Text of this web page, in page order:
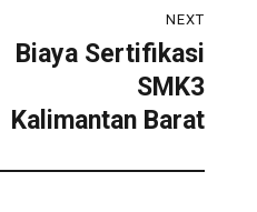
NEXT
Biaya Sertifikasi
SMK3
Kalimantan Barat